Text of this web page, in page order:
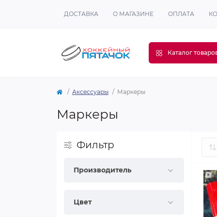
ДОСТАВКА О МАГАЗИНЕ ОПЛАТА
Каталог
Аксессуары Маркеры
Маркеры
Фильтр
Производитель
Цвет